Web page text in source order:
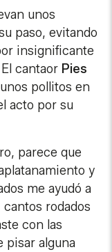
unos
paso, evitando
insignificante
cantaor Pies
pollitos en
acto por su
parece que
y
me ayudó a
cantos rodados
con las
pisar alguna